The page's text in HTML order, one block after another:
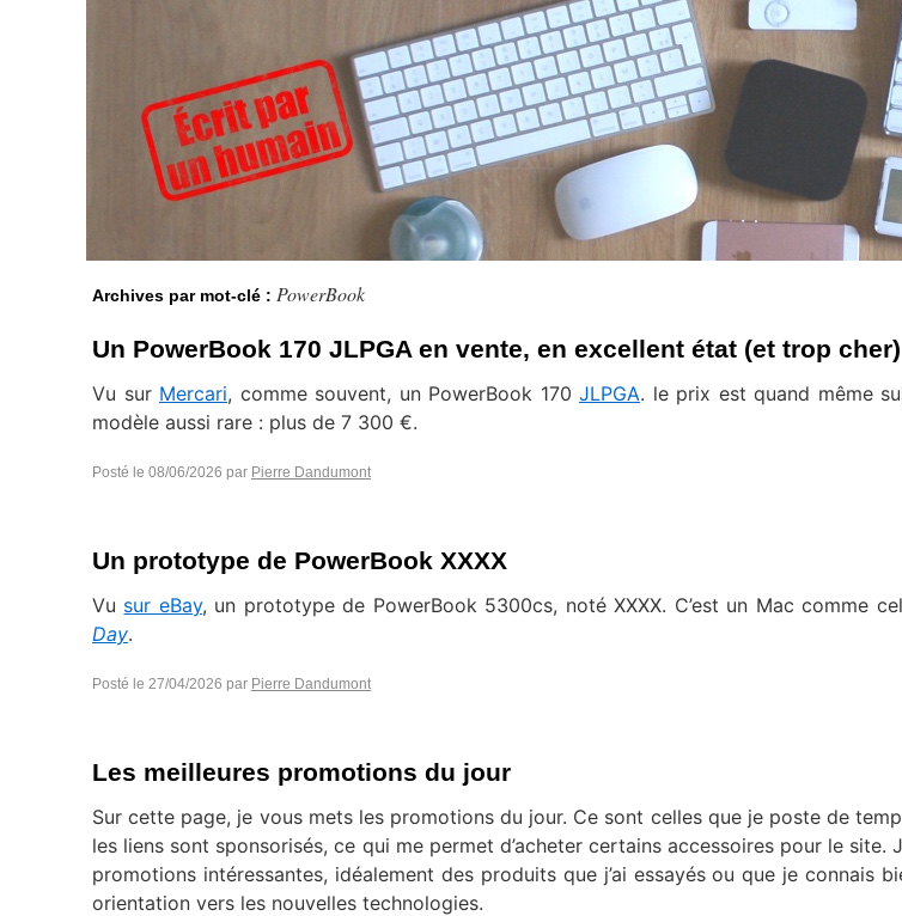
Archives par mot-clé : PowerBook
Un PowerBook 170 JLPGA en vente, en excellent état (et trop cher)
Vu sur Mercari, comme souvent, un PowerBook 170 JLPGA. le prix est quand même
modèle aussi rare : plus de 7 300 €.
Posté le 08/06/2026 par Pierre Dandumont
Un prototype de PowerBook XXXX
Vu sur eBay, un prototype de PowerBook 5300cs, noté XXXX. C’est un Mac comme
Day.
Posté le 27/04/2026 par Pierre Dandumont
Les meilleures promotions du jour
Sur cette page, je vous mets les promotions du jour. Ce sont celles que je poste de
les liens sont sponsorisés, ce qui me permet d’acheter certains accessoires pour le site.
promotions intéressantes, idéalement des produits que j’ai essayés ou que je connais
orientation vers les nouvelles technologies.